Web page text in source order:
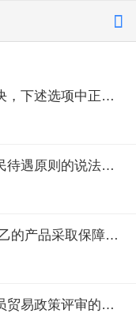

[单选] 关于世界贸易组织的争端解决，下述选项中正确的是哪项？（）
[单选] 下列有关世界贸易组织的国民待遇原则的说法正确的是哪一项？（）
[单选] WTO的一成员甲对另一成员乙的产品采取保障措施，双方随即进行了磋商，但没有就解决办法达成一致，成员乙向WTO争端解决机构（DSB）申请成立专家小组。专家小组对案件进行了审理并作出了报告，但成员甲对专家组报告不服，又向DSB的上诉机构提出上诉。DSB最后通过了专家小组和上诉机构的解决争端报告，裁定成员甲违反WTO协议，限定其在6个月内修改有关措施。但双方对裁定的期限存在争议，成员甲提出仲裁请求，WTO总干事在与各方磋商后，任命了仲裁员，成立仲裁庭，对该案件进行了仲裁。下列表述中正确的是哪一项？（）
[单选] 下列关于世界贸易组织对成员贸易政策评审的效力的表述，哪项是正确的？（）